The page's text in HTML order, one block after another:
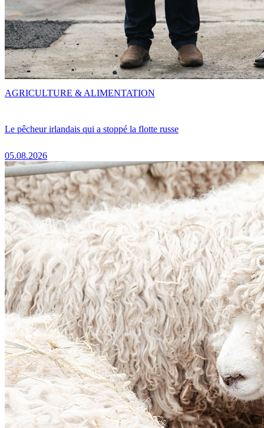
Le pêcheur irlandais qui a stoppé la flotte russe
05.08.2026
AGRICULTURE & ALIMENTATION